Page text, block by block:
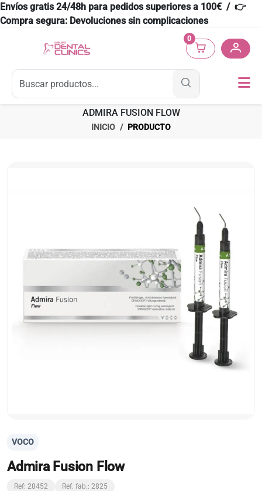
Envíos gratis 24/48h para pedidos superiores a 100€ / 👉
Compra segura: Devoluciones sin complicaciones
0
ADMIRA FUSION FLOW
INICIO PRODUCTO
VOCO
Admira Fusion Flow
Ref: 28452 Ref. fab.: 2825